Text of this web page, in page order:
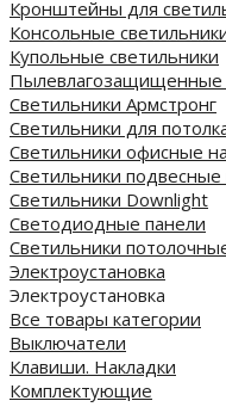
Кронштейны для
Консольные
Купольные светильники
Пылевлагозащищенные
Светильники Армстронг
Светильники для
Светильники офисные
Светильники
Светильники Downlight
Светодиодные панели
Cветильники
Электроустановка
Электроустановка
Все товары категории
Выключатели
Клавиши. Накладки
Комплектующие